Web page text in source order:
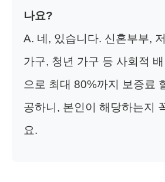
나요?
A. 네, 있습니다. 신혼부부,
가구, 청년 가구 등 사회적
으로 최대 80%까지 보증료
공하니, 본인이 해당하는지
요.